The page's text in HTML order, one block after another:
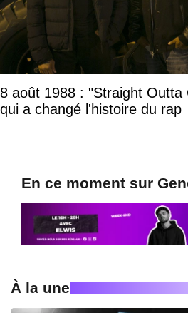
8 août 1988 : "Straight Outta
qui a changé l'histoire du rap
En ce moment sur
À la une